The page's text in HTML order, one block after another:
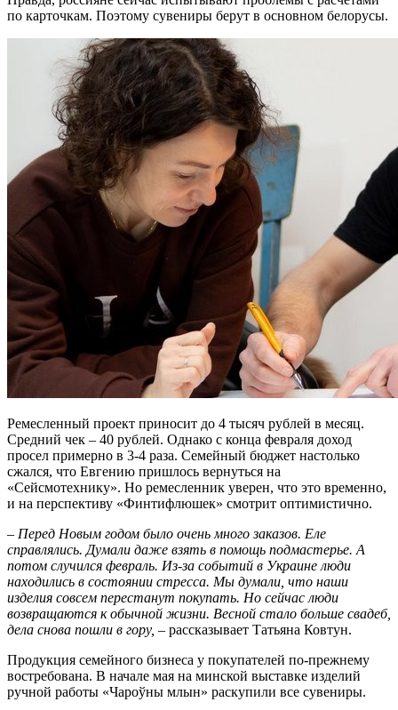
по карточкам. Поэтому сувениры берут в основном белорусы.
Ремесленный проект приносит до 4 тысяч рублей в месяц.
Средний чек – 40 рублей. Однако с конца февраля доход
просел примерно в 3-4 раза. Семейный бюджет настолько
сжался, что Евгению пришлось вернуться на
«Сейсмотехнику». Но ремесленник уверен, что это временно,
и на перспективу «Финтифлюшек» смотрит оптимистично.
– Перед Новым годом было очень много заказов. Еле
справлялись. Думали даже взять в помощь подмастерье. А
потом случился февраль. Из-за событий в Украине люди
находились в состоянии стресса. Мы думали, что наши
изделия совсем перестанут покупать. Но сейчас люди
возвращаются к обычной жизни. Весной стало больше свадеб,
дела снова пошли в гору, – рассказывает Татьяна Ковтун.
Продукция семейного бизнеса у покупателей по-прежнему
востребована. В начале мая на минской выставке изделий
ручной работы «Чароўны млын» раскупили все сувениры.